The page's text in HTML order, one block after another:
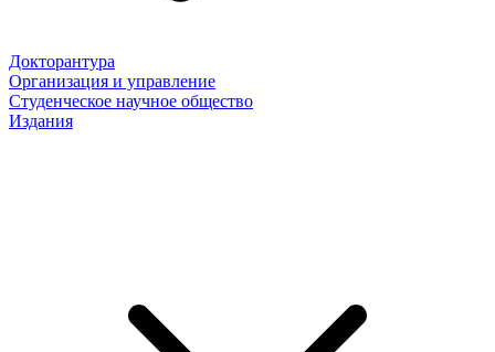
Докторантура
Организация и управление
Студенческое научное общество
Издания